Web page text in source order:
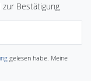
zur Bestätigung
gelesen habe. Meine